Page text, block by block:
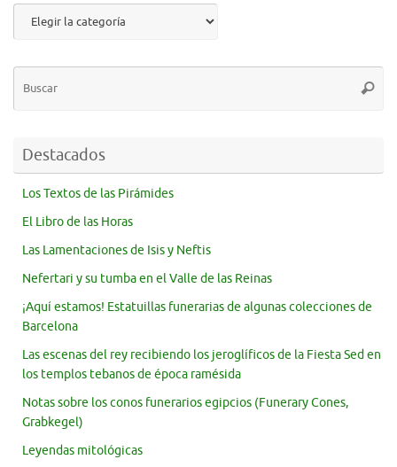
Destacados
Los Textos de las Pirámides
El Libro de las Horas
Las Lamentaciones de Isis y Neftis
Nefertari y su tumba en el Valle de las Reinas
¡Aquí estamos! Estatuillas funerarias de algunas colecciones de
Barcelona
Las escenas del rey recibiendo los jeroglíficos de la Fiesta Sed en
los templos tebanos de época ramésida
Notas sobre los conos funerarios egipcios (Funerary Cones,
Grabkegel)
Leyendas mitológicas